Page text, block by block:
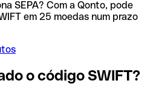
SEPA? Com a Qonto, pode
em 25 moedas num prazo
o código SWIFT?